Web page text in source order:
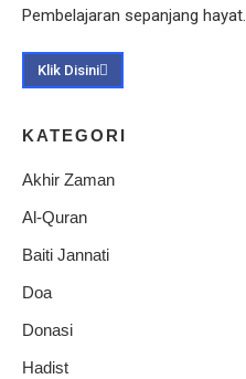
Pembelajaran sepanjang hayat.
Klik Disini
KATEGORI
Akhir Zaman
Al-Quran
Baiti Jannati
Doa
Donasi
Hadist